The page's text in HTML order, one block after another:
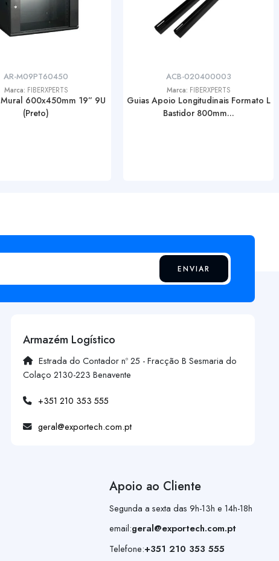
AR-M09PT60450
Marca: FIBERXPERTS
600x450mm 19” 9U
(Preto)
ACB-020400003
Marca: FIBERXPERTS
Guias Apoio Longitudinais Formato L
Bastidor 800mm...
ENVIAR
Armazém Logístico
Estrada do Contador nº 25 - Fracção B Sesmaria do
Colaço 2130-223 Benavente
+351 210 353 555
geral@exportech.com.pt
Apoio ao Cliente
Segunda a sexta das 9h-13h e 14h-18h
email:geral@exportech.com.pt
Telefone:+351 210 353 555